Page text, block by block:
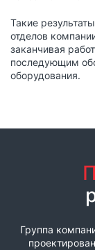
Такие
отделов
заканчивая
последующим
оборудования.
Группа